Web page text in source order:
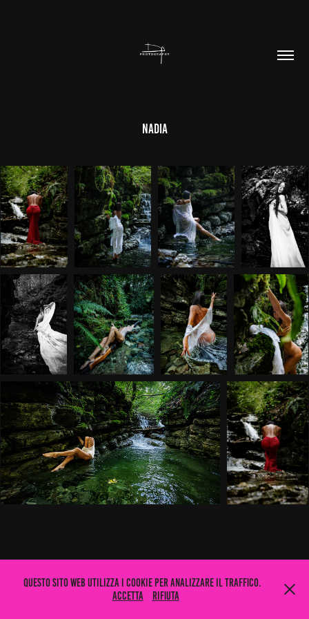
Nadia
Questo sito web utilizza i cookie per analizzare il traffico.
Accetta
Rifiuta